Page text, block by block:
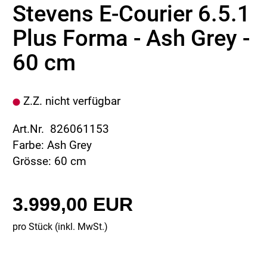
Stevens E-Courier 6.5.1
Plus Forma - Ash Grey -
60 cm
Z.Z. nicht verfügbar
Art.Nr. 826061153
Farbe: Ash Grey
Grösse: 60 cm
3.999,00 EUR
pro Stück (inkl. MwSt.)